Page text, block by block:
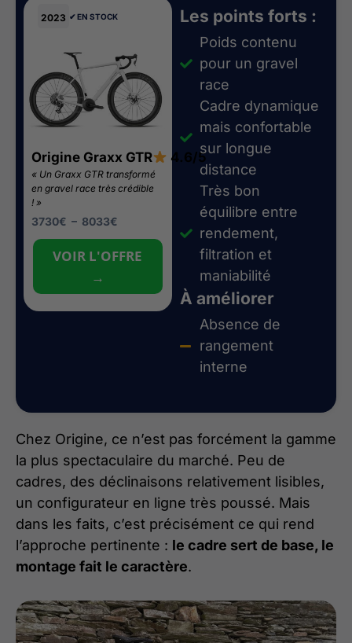
2023 ✔︎ EN STOCK
Origine Graxx GTR 4.6/5
« Un Graxx GTR transformé
en gravel race très crédible
! »
3730€ – 8033€
VOIR L'OFFRE
→
Les points forts :
Poids contenu
pour un gravel
race
Cadre dynamique
mais confortable
sur longue
distance
Très bon
équilibre entre
rendement,
filtration et
maniabilité
À améliorer
Absence de
rangement
interne
Chez Origine, ce n’est pas forcément la gamme
la plus spectaculaire du marché. Peu de
cadres, des déclinaisons relativement lisibles,
un configurateur en ligne très poussé. Mais
dans les faits, c’est précisément ce qui rend
l’approche pertinente : le cadre sert de base, le
montage fait le caractère.